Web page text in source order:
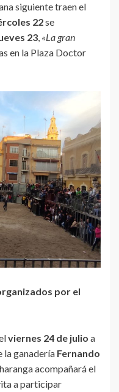
siguiente traen el
22se
23 «La gran
en la Plaza Doctor
por el
viernes 24 de julio a
la ganadería Fernando
acompañará el
a participar